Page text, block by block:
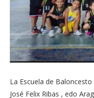
La Escuela de
José Felix Ribas , edo